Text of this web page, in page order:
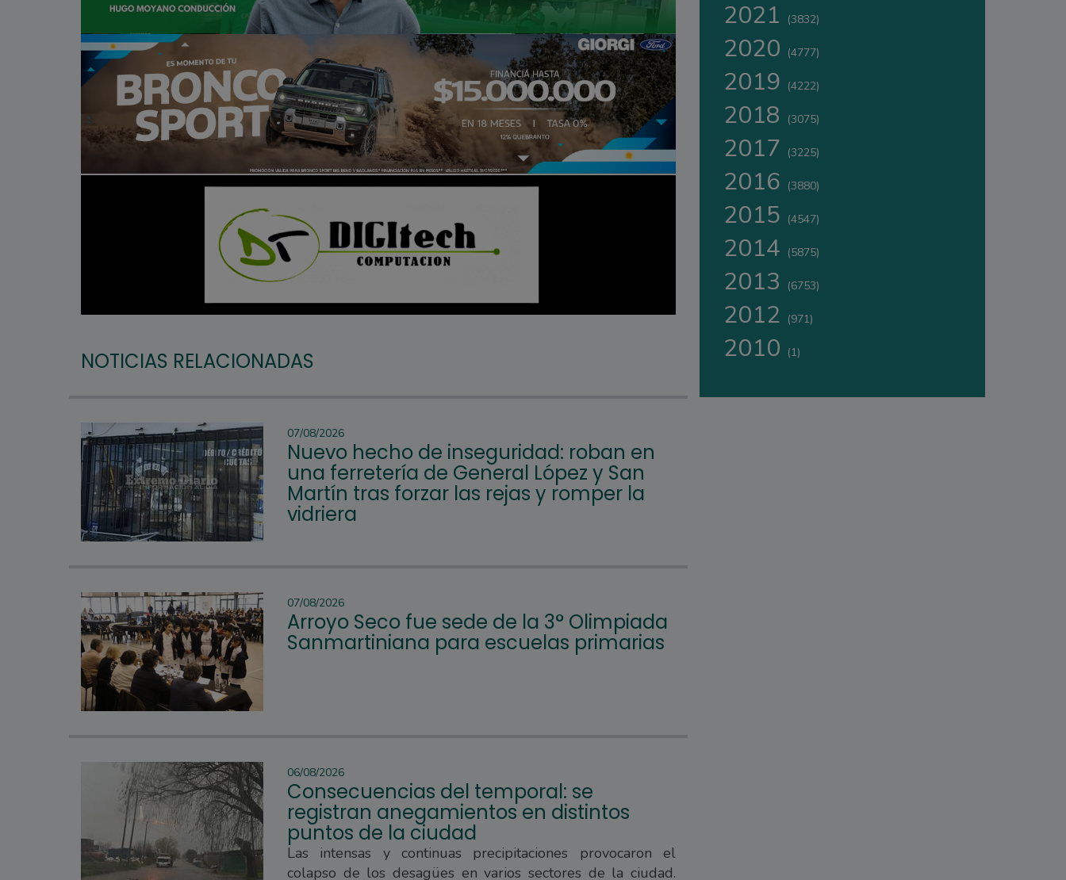
NOTICIAS RELACIONADAS
07/08/2026
Nuevo hecho de inseguridad: roban en
una ferretería de General López y San
Martín tras forzar las rejas y romper la
vidriera
07/08/2026
Arroyo Seco fue sede de la 3° Olimpiada
Sanmartiniana para escuelas primarias
06/08/2026
Consecuencias del temporal: se
registran anegamientos en distintos
puntos de la ciudad
Las intensas y continuas precipitaciones provocaron el
colapso de los desagües en varios sectores de la ciudad.
2021 (3832)
2020 (4777)
2019 (4222)
2018 (3075)
2017 (3225)
2016 (3880)
2015 (4547)
2014 (5875)
2013 (6753)
2012 (971)
2010 (1)